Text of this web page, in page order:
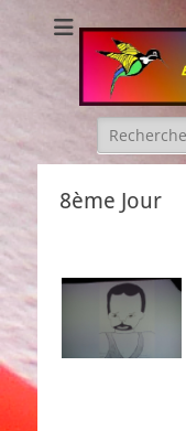
Rechercher :
8ème Jour